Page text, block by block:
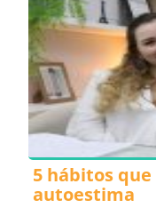
5 hábitos
autoestima